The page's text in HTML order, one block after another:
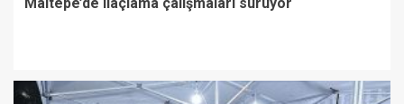
Maltepe’de ilaçlama çalışmaları sürüyor